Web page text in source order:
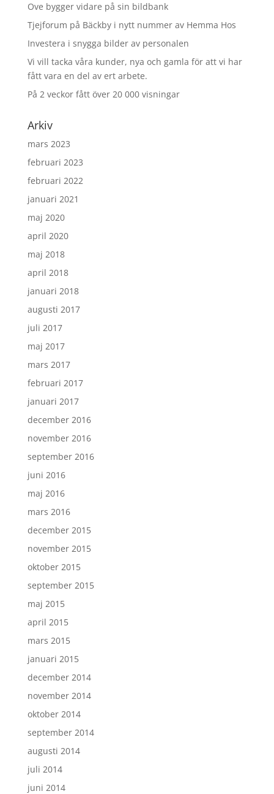
Ove bygger vidare på sin bildbank
Tjejforum på Bäckby i nytt nummer av Hemma Hos
Investera i snygga bilder av personalen
Vi vill tacka våra kunder, nya och gamla för att vi har
fått vara en del av ert arbete.
På 2 veckor fått över 20 000 visningar
Arkiv
mars 2023
februari 2023
februari 2022
januari 2021
maj 2020
april 2020
maj 2018
april 2018
januari 2018
augusti 2017
juli 2017
maj 2017
mars 2017
februari 2017
januari 2017
december 2016
november 2016
september 2016
juni 2016
maj 2016
mars 2016
december 2015
november 2015
oktober 2015
september 2015
maj 2015
april 2015
mars 2015
januari 2015
december 2014
november 2014
oktober 2014
september 2014
augusti 2014
juli 2014
juni 2014